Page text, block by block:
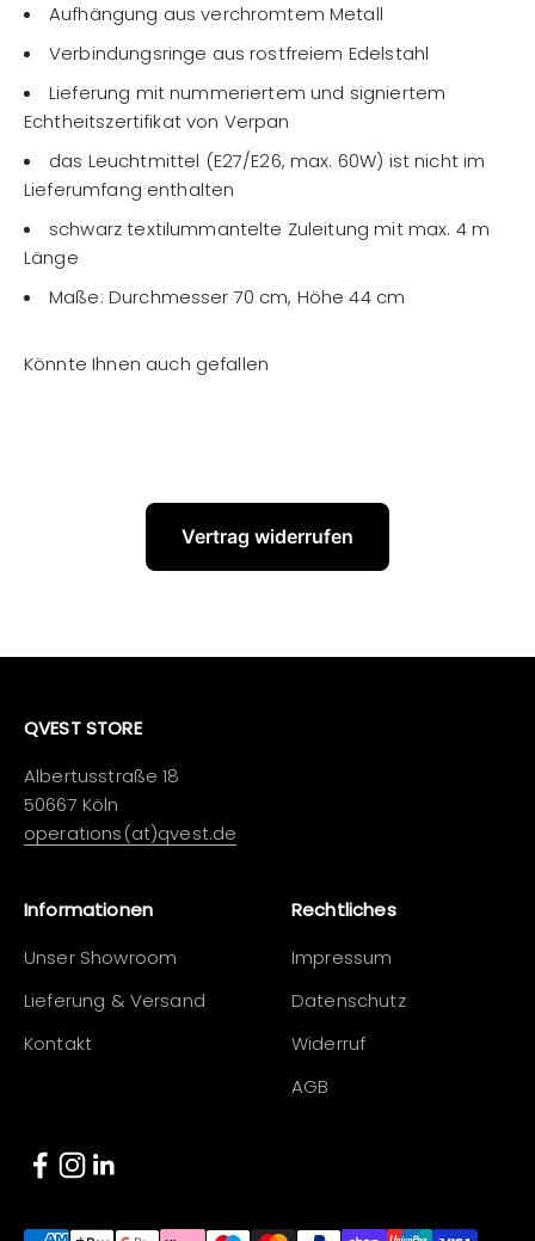
Aufhängung aus verchromtem Metall
Verbindungsringe aus rostfreiem Edelstahl
Lieferung mit nummeriertem und signiertem
Echtheitszertifikat von Verpan
das Leuchtmittel (E27/E26, max. 60W) ist nicht im
Lieferumfang enthalten
schwarz textilummantelte Zuleitung mit max. 4 m
Länge
Maße: Durchmesser 70 cm, Höhe 44 cm
Vertrag widerrufen
QVEST STORE
Albertusstraße 18
50667 Köln
operations(at)qvest.de
Informationen
Unser Showroom
Lieferung & Versand
Kontakt
Rechtliches
Impressum
Datenschutz
Widerruf
AGB